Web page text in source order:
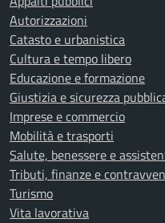
Autorizzazioni
Catasto e urbanistica
Cultura e tempo libero
Educazione e formazione
Giustizia e sicurezza
Imprese e commercio
Mobilità e trasporti
Salute, benessere e
Tributi, finanze e
Turismo
Vita lavorativa